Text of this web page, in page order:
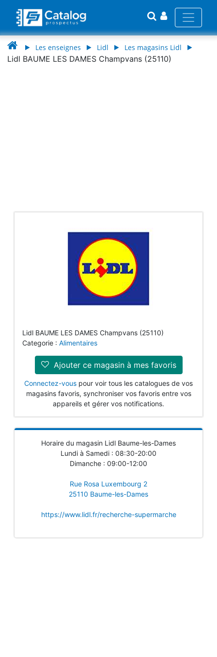
Les enseignes Lidl Les magasins Lidl
Lidl BAUME LES DAMES Champvans (25110)
Lidl BAUME LES DAMES Champvans (25110)
Categorie : Alimentaires
Ajouter ce magasin à mes favoris
Connectez-vous pour voir tous les catalogues de vos
magasins favoris, synchroniser vos favoris entre vos
appareils et gérer vos notifications.
Horaire du magasin Lidl Baume-les-Dames
Lundi à Samedi : 08:30-20:00
Dimanche : 09:00-12:00
Rue Rosa Luxembourg 2
25110 Baume-les-Dames
https://www.lidl.fr/recherche-supermarche